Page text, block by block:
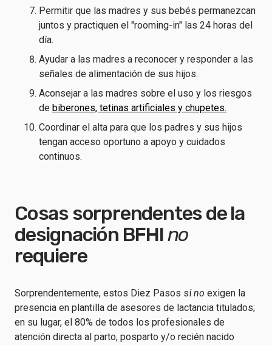
Permitir que las madres y sus bebés permanezcan
juntos y practiquen el "rooming-in" las 24 horas del
día.
Ayudar a las madres a reconocer y responder a las
señales de alimentación de sus hijos.
Aconsejar a las madres sobre el uso y los riesgos
de biberones, tetinas artificiales y chupetes.
Coordinar el alta para que los padres y sus hijos
tengan acceso oportuno a apoyo y cuidados
continuos.
Cosas sorprendentes de la
designación BFHIno
requiere
Sorprendentemente, estos Diez Pasos síno exigen la
presencia en plantilla de asesores de lactancia titulados;
en su lugar, el 80% de todos los profesionales de
atención directa al parto, posparto y/o recién nacido